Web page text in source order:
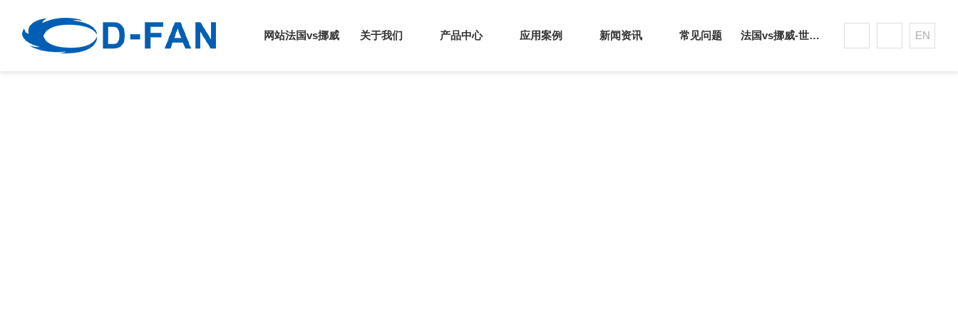
网站法国vs挪威 关于我们 产品中心 应用案例 新闻资讯 常见问题 法国vs挪威-世界杯赛事平台 EN